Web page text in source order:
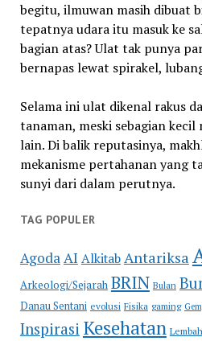
begitu, ilmuwan masih dibuat
tepatnya udara itu masuk ke
bagian atas? Ulat tak punya
bernapas lewat spirakel,
Selama ini ulat dikenal rakus
tanaman, meski sebagian kecil
lain. Di balik reputasinya,
mekanisme pertahanan yang
sunyi dari dalam perutnya.
TAG POPULER
AgodaAI Alkitab Antariksa
Arkeologi/Sejarah BRIN Bulan
Danau Sentani evolusi Fisika gaming
Inspirasi Kesehatan